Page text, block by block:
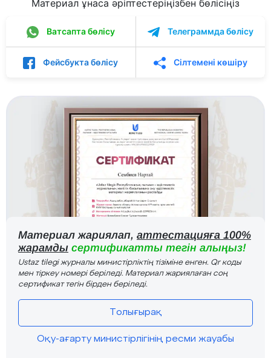
Материал ұнаса әріптестеріңізбен бөлісіңіз
Ватсапта бөлісу Телеграммда бөлісу
Фейсбукта бөлісу Сілтемені көшіру
Материал жариялап, аттестацияға 100%
жарамды сертификатты тегін алыңыз!
Ustaz tilegi журналы министірліктің тізіміне енген. Qr коды
мен тіркеу номері беріледі. Материал жариялаған соң
сертификат тегін бірден беріледі.
Толығырақ
Оқу-ағарту министірлігінің ресми жауабы